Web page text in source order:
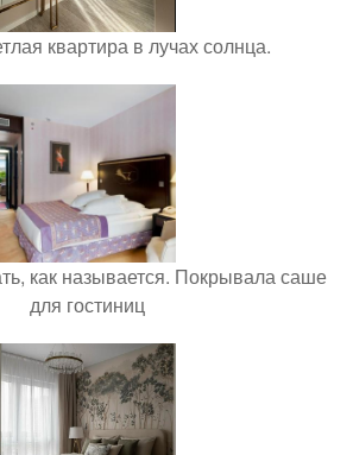
квартира в лучах солнца.
как называется. Покрывала саше
для гостиниц